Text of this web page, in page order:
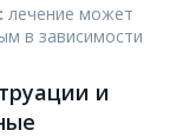
лечение может
в зависимости
и